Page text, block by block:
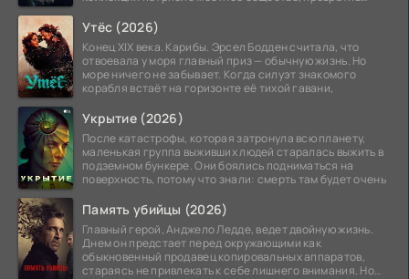
Утёс (2026)
Конец XIX века. Карибы. Эрсел Бодден считала, что
отвоевала у моря главный приз — обычную жизнь. Но
море ничего не забывает. Когда силуэт знакомого
корабля встаёт на горизонте её тихой гавани,
Укрытие (2026)
После катастрофы, которая затронула всю планету,
маленькая группа выживших людей старалась выжить в
подземном бункере. Они боялись подниматься на
поверхность, потому что знали: смерть там будет очень
Память убийцы (2026)
Главный герой, Анджело Ледде, ведет двойную жизнь.
Днем он предстает перед окружающими как
обыкновенный продавец копировальных аппаратов,
стараясь не привлекать к себе лишнего внимания. Но